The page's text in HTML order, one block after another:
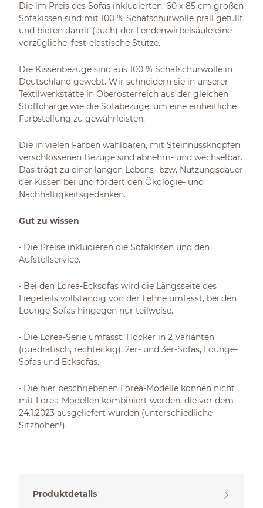
Die im Preis des Sofas inkludierten, 60 x 85 cm großen
Sofakissen sind mit 100 % Schafschurwolle prall gefüllt
und bieten damit (auch) der Lendenwirbelsäule eine
vorzügliche, fest-elastische Stütze.
Die Kissenbezüge sind aus 100 % Schafschurwolle in
Deutschland gewebt. Wir schneidern sie in unserer
Textilwerkstätte in Oberösterreich aus der gleichen
Stoffcharge wie die Sofabezüge, um eine einheitliche
Farbstellung zu gewährleisten.
Die in vielen Farben wählbaren, mit Steinnussknöpfen
verschlossenen Bezüge sind abnehm- und wechselbar.
Das trägt zu einer langen Lebens- bzw. Nutzungsdauer
der Kissen bei und fördert den Ökologie- und
Nachhaltigkeitsgedanken.
Gut zu wissen
• Die Preise inkludieren die Sofakissen und den
Aufstellservice.
• Bei den Lorea-Ecksofas wird die Längsseite des
Liegeteils vollständig von der Lehne umfasst, bei den
Lounge-Sofas hingegen nur teilweise.
• Die Lorea-Serie umfasst: Hocker in 2 Varianten
(quadratisch, rechteckig), 2er- und 3er-Sofas, Lounge-
Sofas und Ecksofas.
• Die hier beschriebenen Lorea-Modelle können nicht
mit Lorea-Modellen kombiniert werden, die vor dem
24.1.2023 ausgeliefert wurden (unterschiedliche
Sitzhöhen!).
Produktdetails